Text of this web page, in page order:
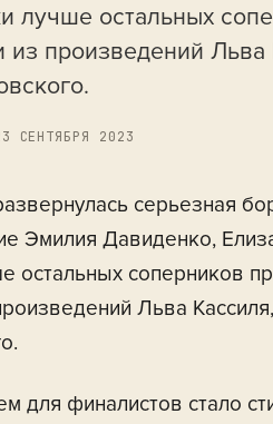
лучше остальных
из произведений
СЕНТЯБРЯ 2023
серьезная
Эмилия Давиденко,
остальных соперников
Льва
для финалистов стало